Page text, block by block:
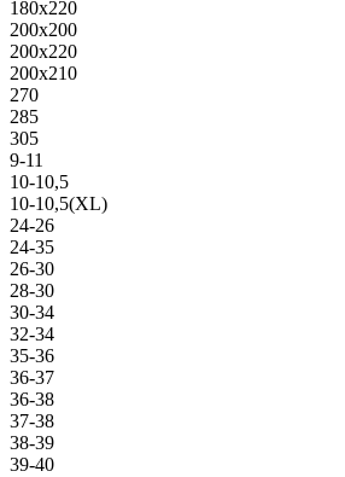
180х220
200х200
200х220
200х210
270
285
305
9-11
10-10,5
10-10,5(XL)
24-26
24-35
26-30
28-30
30-34
32-34
35-36
36-37
36-38
37-38
38-39
39-40